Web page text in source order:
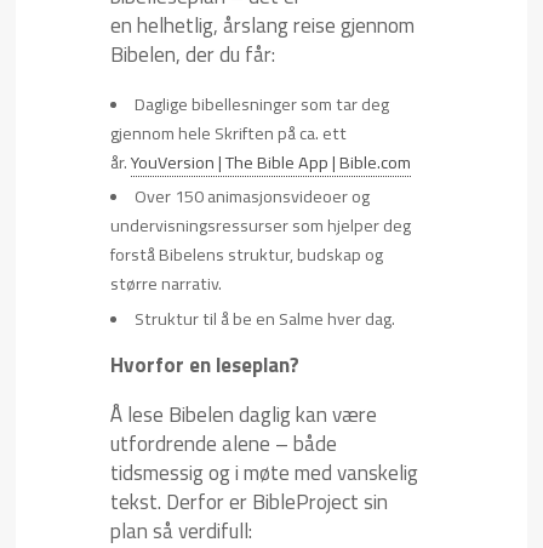
en helhetlig, årslang reise gjennom
Bibelen, der du får:
Daglige bibellesninger som tar deg
gjennom hele Skriften på ca. ett
år.YouVersion | The Bible App | Bible.com
Over 150 animasjonsvideoer og
undervisningsressurser som hjelper deg
forstå Bibelens struktur, budskap og
større narrativ.
Struktur til å be en Salme hver dag.
Hvorfor en leseplan?
Å lese Bibelen daglig kan være
utfordrende alene – både
tidsmessig og i møte med vanskelig
tekst. Derfor er BibleProject sin
plan så verdifull: